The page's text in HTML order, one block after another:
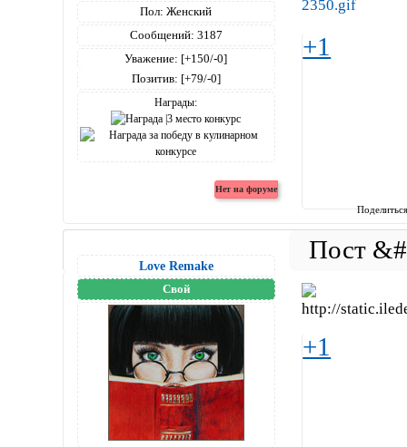
Пол: Женский
Сообщений: 3187
Уважение: [+150/-0]
Позитив: [+79/-0]
Награды:
+1
Love Remake
Свой
+1